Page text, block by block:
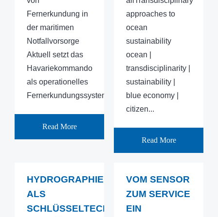
Fernerkundung in
der maritimen
Notfallvorsorge
Aktuell setzt das
Havariekommando
als operationelles
Fernerkundungssystem...
Read More
approaches to
ocean
sustainability
ocean |
transdisciplinarity |
sustainability |
blue economy |
citizen...
Read More
HYDROGRAPHIE
ALS
SCHLÜSSELTECHNOLOGIE
VOM SENSOR
ZUM SERVICE
EIN